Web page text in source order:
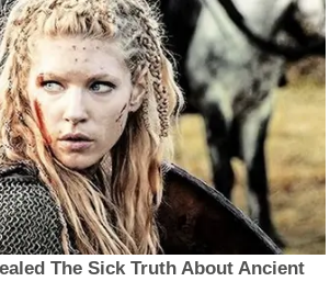
The Sick Truth About Ancient